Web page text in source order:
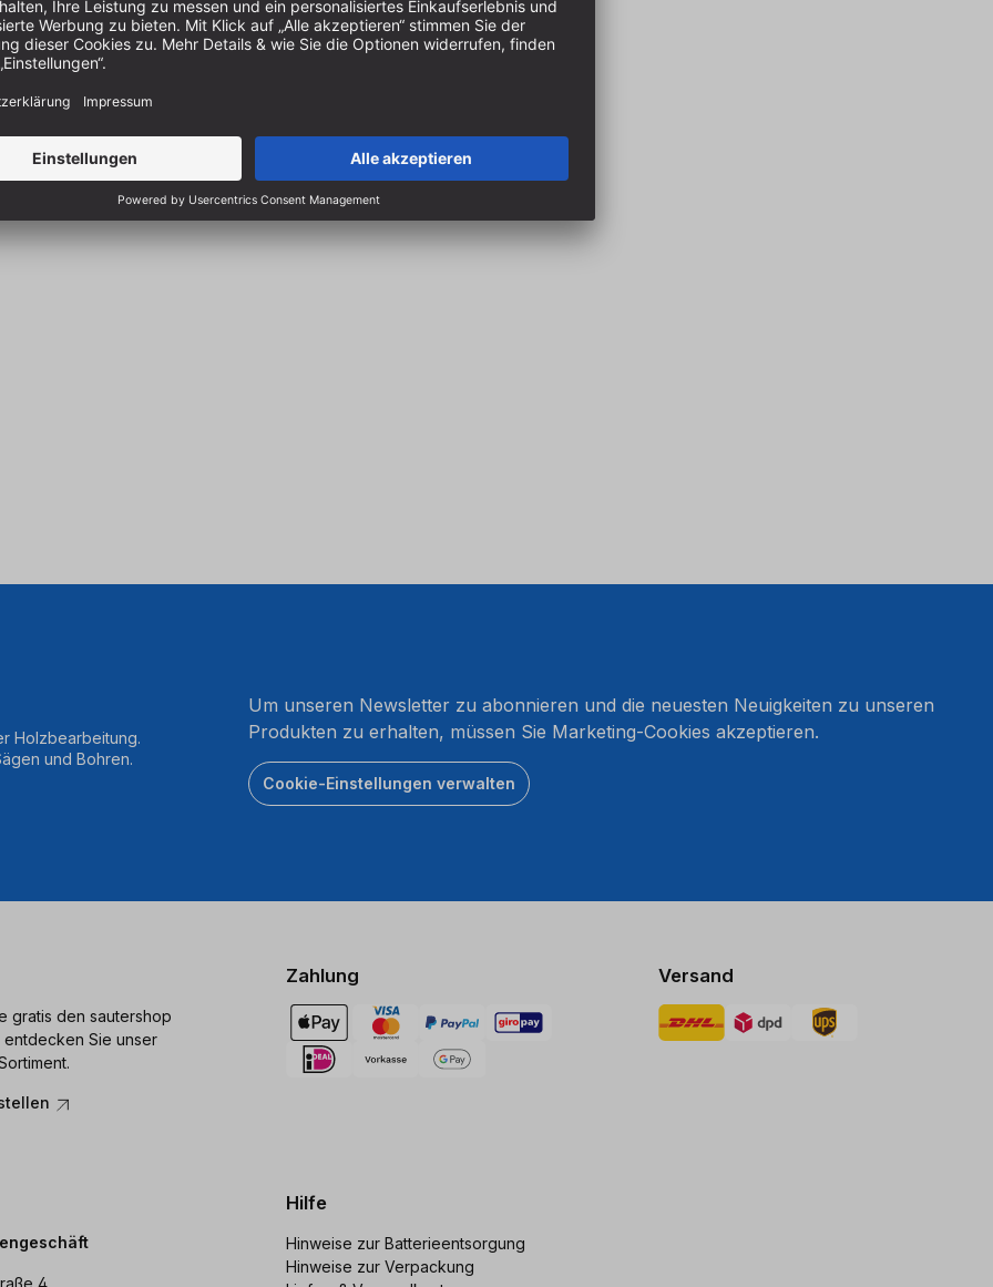
Holzbearbeitung.
und Bohren.
Um unseren Newsletter zu abonnieren und die neuesten Neuigkeiten zu unseren
Produkten zu erhalten, müssen Sie Marketing-Cookies akzeptieren.
Cookie-Einstellungen verwalten
gratis den sautershop
entdecken Sie unser
Zahlung Versand
4
Hilfe
Hinweise zur Batterieentsorgung
Hinweise zur Verpackung